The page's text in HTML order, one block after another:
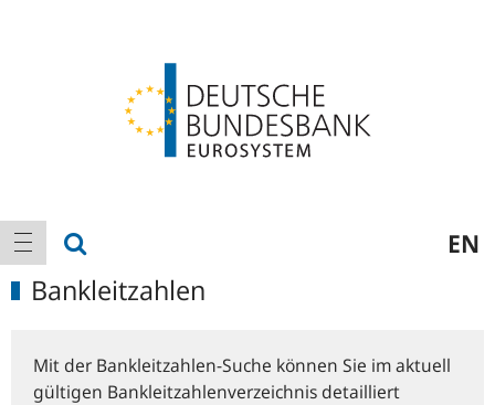
Hauptnavigation
Navigation anzeigen EN
Bankleitzahlen
Mit der Bankleitzahlen-Suche können Sie im aktuell
gültigen Bankleitzahlenverzeichnis detailliert